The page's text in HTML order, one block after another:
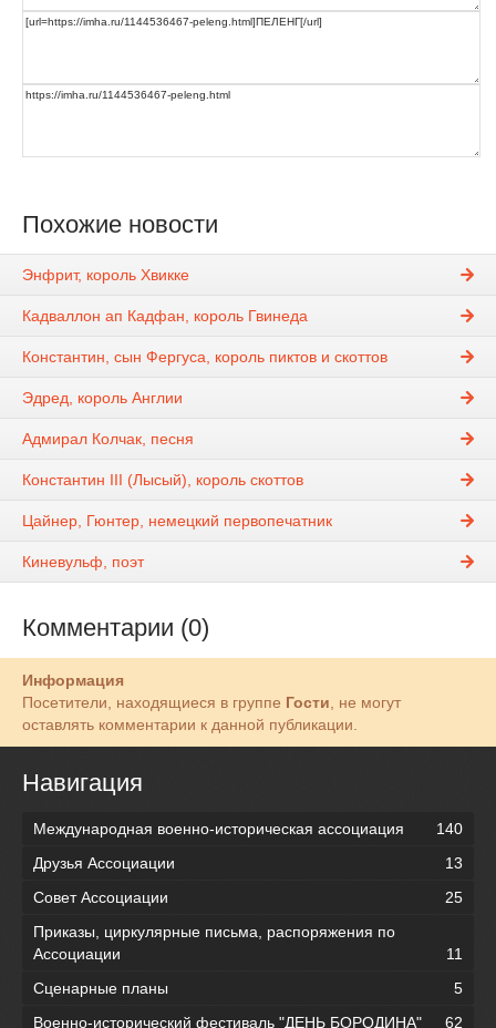
Похожие новости
Энфрит, король Хвикке
Кадваллон ап Кадфан, король Гвинеда
Константин, сын Фергуса, король пиктов и скоттов
Эдред, король Англии
Адмирал Колчак, песня
Константин III (Лысый), король скоттов
Цайнер, Гюнтер, немецкий первопечатник
Киневульф, поэт
Комментарии (0)
Информация
Посетители, находящиеся в группе Гости , не могут
оставлять комментарии к данной публикации.
Навигация
Международная военно-историческая ассоциация
140
Друзья Ассоциации
13
Совет Ассоциации
25
Приказы, циркулярные письма, распоряжения по
Ассоциации
11
Сценарные планы
5
Военно-исторический фестиваль "ДЕНЬ БОРОДИНА"
62